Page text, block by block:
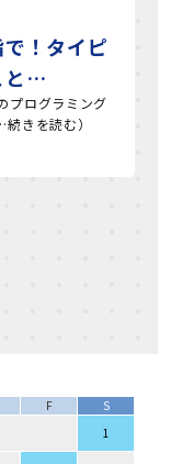
！タイピ
と…
プログラミング
きを読む）
F
S
1